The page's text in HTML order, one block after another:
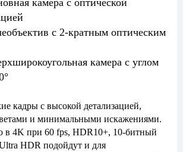
камера с оптической
с 2-кратным оптическим
камера с углом
кадры с высокой детализацией,
и минимальными искажениями.
в 4K при 60 fps, HDR10+, 10-битный
HDR подойдут и для